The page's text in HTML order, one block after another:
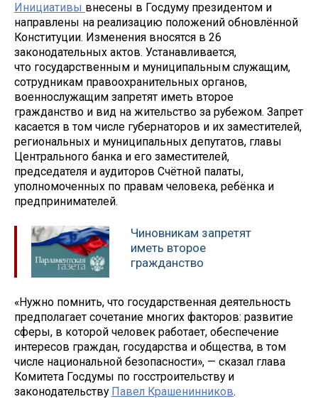
Инициативы внесены в Госдуму президентом и
направлены на реализацию положений обновлённой
Конституции. Изменения вносятся в 26
законодательных актов. Устанавливается,
что государственным и муниципальным служащим,
сотрудникам правоохранительных органов,
военнослужащим запретят иметь второе
гражданство и вид на жительство за рубежом. Запрет
касается в том числе губернаторов и их заместителей,
региональных и муниципальных депутатов, главы
Центрального банка и его заместителей,
председателя и аудиторов Счётной палаты,
уполномоченных по правам человека, ребёнка и
предпринимателей.
Чиновникам запретят
иметь второе
гражданство
«Нужно помнить, что государственная деятельность
предполагает сочетание многих факторов: развитие
сферы, в которой человек работает, обеспечение
интересов граждан, государства и общества, в том
числе национальной безопасности», — сказал глава
Комитета Госдумы по госстроительству и
законодательству Павел Крашенинников.